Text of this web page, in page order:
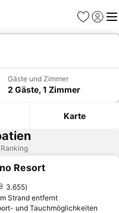
Favoriten
Gäste und Zimmer
2 Gäste, 1 Zimmer
Karte
hinzufügen
Resort
3.655
Strand entfernt
und Tauchmöglichkeiten